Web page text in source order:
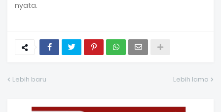
nyata.
Lebih baru Lebih lama